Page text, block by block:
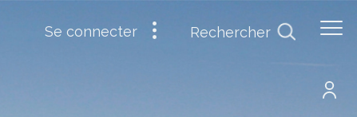
se connecter Rechercher